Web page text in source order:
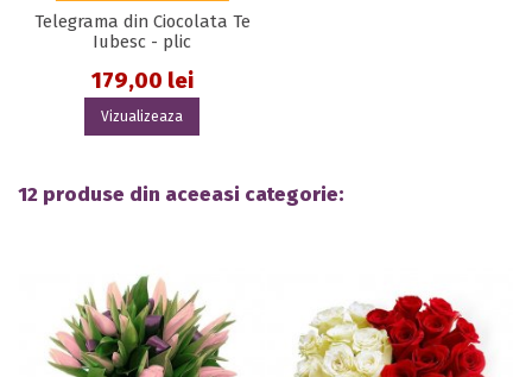
Telegrama din Ciocolata Te
Iubesc - plic
179,00 lei
Vizualizeaza
12 produse din aceeasi categorie: